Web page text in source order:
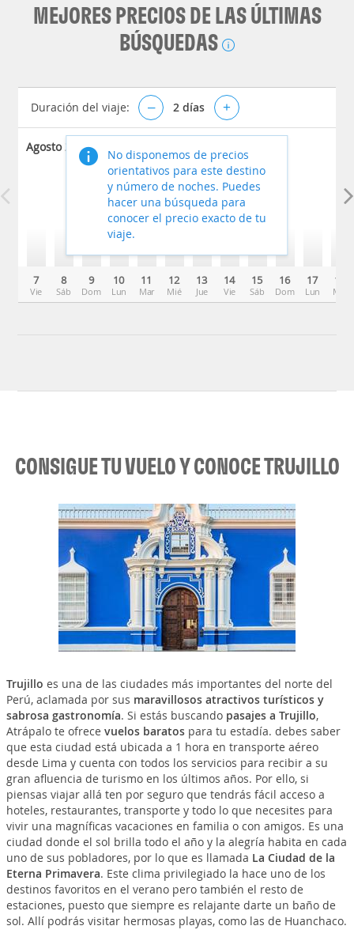
MEJORES PRECIOS DE LAS ÚLTIMAS
BÚSQUEDAS
Duración del viaje: – 2 días +
Agosto 2026
7
Vie
8
Sáb
9
Dom
10
Lun
11
Mar
12
Mié
13
Jue
14
Vie
15
Sáb
16
Dom
17
Lun
18
Mar
No disponemos de precios
orientativos para este destino
y número de noches. Puedes
hacer una búsqueda para
conocer el precio exacto de tu
viaje.
CONSIGUE TU VUELO Y CONOCE TRUJILLO
Trujillo es una de las ciudades más importantes del norte del
Perú, aclamada por sus maravillosos atractivos turísticos y
sabrosa gastronomía. Si estás buscando pasajes a Trujillo,
Atrápalo te ofrece vuelos baratos para tu estadía. debes saber
que esta ciudad está ubicada a 1 hora en transporte aéreo
desde Lima y cuenta con todos los servicios para recibir a su
gran afluencia de turismo en los últimos años. Por ello, si
piensas viajar allá ten por seguro que tendrás fácil acceso a
hoteles, restaurantes, transporte y todo lo que necesites para
vivir una magníficas vacaciones en familia o con amigos. Es una
ciudad donde el sol brilla todo el año y la alegría habita en cada
uno de sus pobladores, por lo que es llamada La Ciudad de la
Eterna Primavera. Este clima privilegiado la hace uno de los
destinos favoritos en el verano pero también el resto de
estaciones, puesto que siempre es relajante darte un baño de
sol. Allí podrás visitar hermosas playas, como las de Huanchaco.